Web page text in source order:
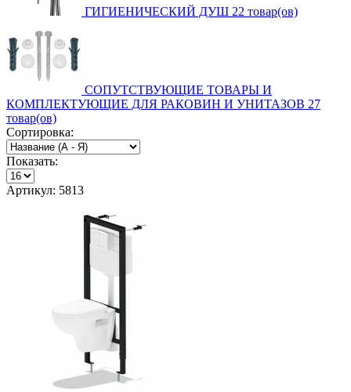
ГИГИЕНИЧЕСКИЙ ДУШ 22 товар(ов)
СОПУТСТВУЮЩИЕ ТОВАРЫ И
КОМПЛЕКТУЮЩИЕ ДЛЯ РАКОВИН И УНИТАЗОВ 27
товар(ов)
Сортировка:
Показать:
Артикул: 5813